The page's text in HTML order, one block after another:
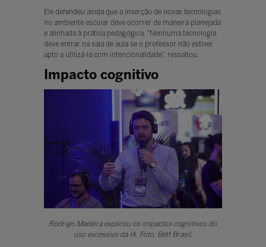
Ele defendeu ainda que a inserção de novas tecnologias
no ambiente escolar deve ocorrer de maneira planejada
e alinhada à prática pedagógica. “Nenhuma tecnologia
deve entrar na sala de aula se o professor não estiver
apto a utilizá-la com intencionalidade”, ressaltou.
Impacto cognitivo
Rodrigo Madeira explicou os impactos cognitivos do
uso excessivo da IA. Foto: Bett Brasil.